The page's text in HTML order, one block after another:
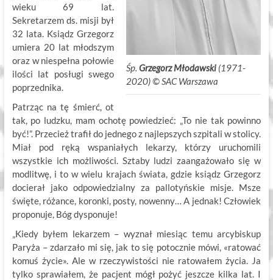
Śp.Grzegorz Młodawski (1971-
2020) ©.SAC Warszawa
wieku 69 lat.
Sekretarzem ds. misji był
32 lata. Ksiądz Grzegorz
umiera 20 lat młodszym
oraz w niespełna połowie
ilości lat posługi swego
poprzednika.
Patrząc na tę śmierć, ot
tak, po ludzku, mam ochotę powiedzieć: „To nie tak powinno
być!”. Przecież trafił do jednego z najlepszych szpitali w stolicy.
Miał pod ręką wspaniałych lekarzy, którzy uruchomili
wszystkie ich możliwości. Sztaby ludzi zaangażowało się w
modlitwę, i to w wielu krajach świata, gdzie ksiądz Grzegorz
docierał jako odpowiedzialny za pallotyńskie misje. Msze
święte, różance, koronki, posty, nowenny… A jednak! Człowiek
proponuje, Bóg dysponuje!
„Kiedy byłem lekarzem – wyznał miesiąc temu arcybiskup
Paryża – zdarzało mi się, jak to się potocznie mówi, «ratować
komuś życie». Ale w rzeczywistości nie ratowałem życia. Ja
tylko sprawiałem, że pacjent mógł pożyć jeszcze kilka lat. I